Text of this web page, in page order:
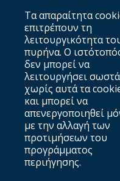
για να
επικοινωνίας με
Μέσα από το
Marketing
το Ινστιτούτο
πιο σύγχρονες
χέρια των
Συνέδρια &
Κάθε χρόνο, το
Conference (IMC)
Τα απαραίτητα
επιτρέπουν τη
λειτουργικότητα
πυρήνα. Ο
δεν μπορεί να
λειτουργήσει σωστά
χωρίς αυτά τα
και μπορεί να
απενεργοποιηθεί
με την αλλαγή των
προτιμήσεων του
προγράμματος
περιήγησης.